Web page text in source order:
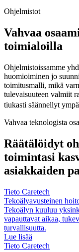
Ohjelmistot
Vahvaa
toimialoilla
Ohjelmistoissamme
huomioiminen jo
toimitusmalli, mikä
tulevaisuuteen valmiit
tiukasti säännellyt
Vahvaa teknologista
Räätälöidyt
toimintasi
asiakkaiden
Tieto Caretech
Tekoälyavusteinen
Tekoälyn kuuluu
vapauttavat aikaa,
turvallisuutta.
Lue lisää
Tieto Caretech